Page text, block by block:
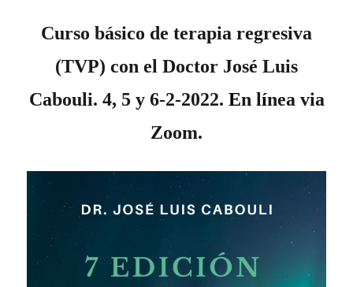
Curso básico de terapia regresiva
(TVP) con el Doctor José Luis
Cabouli. 4, 5 y 6‑2‑2022. En línea via
Zoom.